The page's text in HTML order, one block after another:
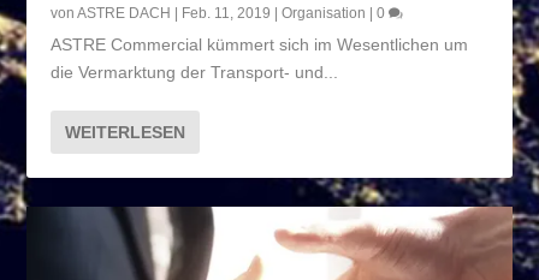
vonASTRE DACH | Feb. 11, 2019 |Organisation |0
ASTRE Commercial kümmert sich im Wesentlichen um
die Vermarktung der Transport- und...
WEITERLESEN